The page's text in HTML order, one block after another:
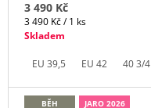
3 490 Kč
Měrná
cena:
3 490 Kč / 1 ks
Skladem
EU 39,5 EU 42 40 3/4
BĚH JARO 2026